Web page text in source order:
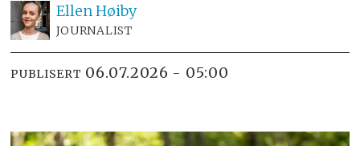
EllenHøiby
JOURNALIST
PUBLISERT 06.07.2026 - 05:00